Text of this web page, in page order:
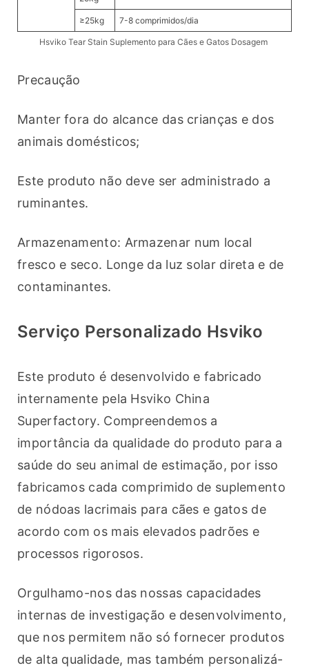
≥25kg 7-8 comprimidos/dia
Hsviko Tear Stain Suplemento para Cães e Gatos Dosagem
Precaução
Manter fora do alcance das crianças e dos
animais domésticos;
Este produto não deve ser administrado a
ruminantes.
Armazenamento: Armazenar num local
fresco e seco. Longe da luz solar direta e de
contaminantes.
Serviço Personalizado Hsviko
Este produto é desenvolvido e fabricado
internamente pela Hsviko China
Superfactory. Compreendemos a
importância da qualidade do produto para a
saúde do seu animal de estimação, por isso
fabricamos cada comprimido de suplemento
de nódoas lacrimais para cães e gatos de
acordo com os mais elevados padrões e
processos rigorosos.
Orgulhamo-nos das nossas capacidades
internas de investigação e desenvolvimento,
que nos permitem não só fornecer produtos
de alta qualidade, mas também personalizá-